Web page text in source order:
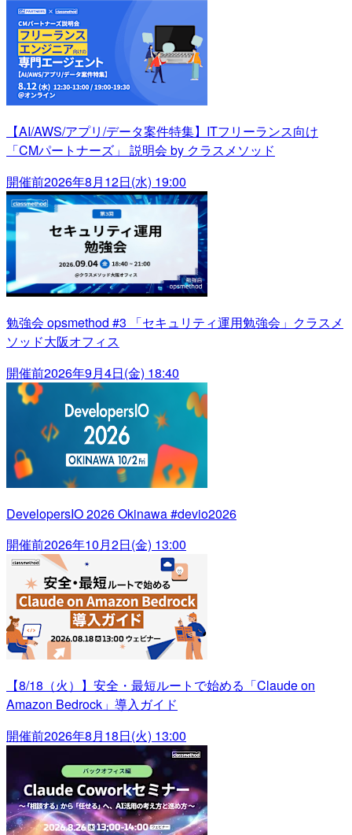
【AI/AWS/アプリ/データ案件特集】ITフリーランス向け
「CMパートナーズ」 説明会 by クラスメソッド
開催前2026年8月12日(水) 19:00
勉強会 opsmethod #3 「セキュリティ運用勉強会」クラスメ
ソッド大阪オフィス
開催前2026年9月4日(金) 18:40
DevelopersIO 2026 Okinawa #devio2026
開催前2026年10月2日(金) 13:00
【8/18（火）】安全・最短ルートで始める「Claude on
Amazon Bedrock」導入ガイド
開催前2026年8月18日(火) 13:00